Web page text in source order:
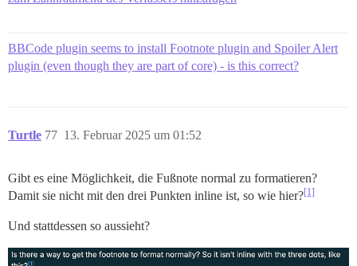
BBCode plugin seems to install Footnote plugin and Spoiler Alert
plugin (even though they are part of core) - is this correct?
Turtle 13. Februar 2025 um 01:52
77
Gibt es eine Möglichkeit, die Fußnote normal zu formatieren?
Damit sie nicht mit den drei Punkten inline ist, so wie hier?[1]
Und stattdessen so aussieht?